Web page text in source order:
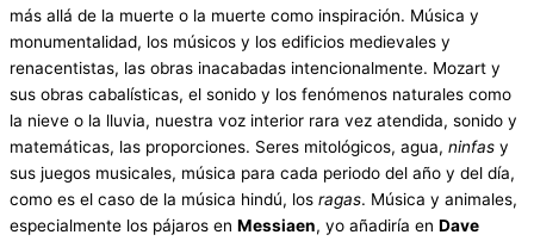
más allá de la muerte o la muerte como inspiración. Música y
monumentalidad, los músicos y los edificios medievales y
renacentistas, las obras inacabadas intencionalmente. Mozart y
sus obras cabalísticas, el sonido y los fenómenos naturales como
la nieve o la lluvia, nuestra voz interior rara vez atendida, sonido y
matemáticas, las proporciones. Seres mitológicos, agua, ninfas y
sus juegos musicales, música para cada periodo del año y del día,
como es el caso de la música hindú, los ragas. Música y animales,
especialmente los pájaros en Messiaen, yo añadiría en Dave